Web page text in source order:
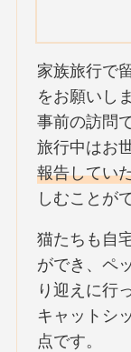
家族旅行で
をお願いし
事前の訪問
旅行中はお
報告してい
しむことが
猫たちも自
ができ、ペ
り迎えに行
キャットシ
点です。